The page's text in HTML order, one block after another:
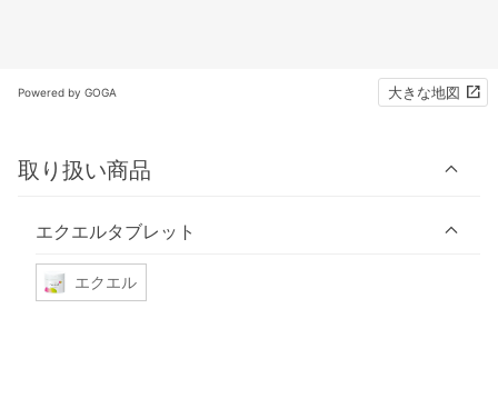
Powered by GOGA 大きな地図
取り扱い商品
エクエルタブレット
エクエル